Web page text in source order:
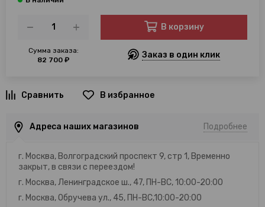
Сумма заказа:
82 700 ₽
В корзину
Заказ в один клик
В избранное
Адреса наших магазинов Подробнее
г. Москва, Волгоградский проспект 9, стр 1, Временно
закрыт, в связи с переездом!
г. Москва, Ленинградское ш., 47, ПН-ВС, 10:00-20:00
г. Москва, Обручева ул., 45, ПН-ВС,10:00-20:00